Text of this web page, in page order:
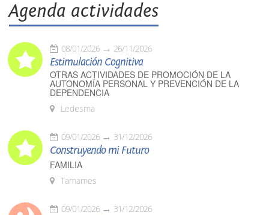
Agenda actividades
08/01/2026 26/11/2026
Estimulación Cognitiva
OTRAS ACTIVIDADES DE PROMOCIÓN DE LA
AUTONOMÍA PERSONAL Y PREVENCIÓN DE LA
DEPENDENCIA
Ledesma
09/01/2026 31/12/2026
Construyendo mi Futuro
FAMILIA
Tamames
09/01/2026 31/12/2026